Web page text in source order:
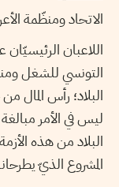
الاتحاد ومنظّمة
اللاعبان
التونسي للشغل
البلاد؛ رأس
ليس في الأمر
البلاد من هذه
المشروع الذيّ